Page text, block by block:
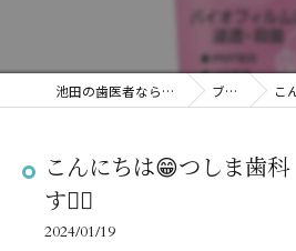
池田の歯医者ならつしま歯科 ブログ こ
こんにちは😁つしま歯
す👱‍♀️
2024/01/19